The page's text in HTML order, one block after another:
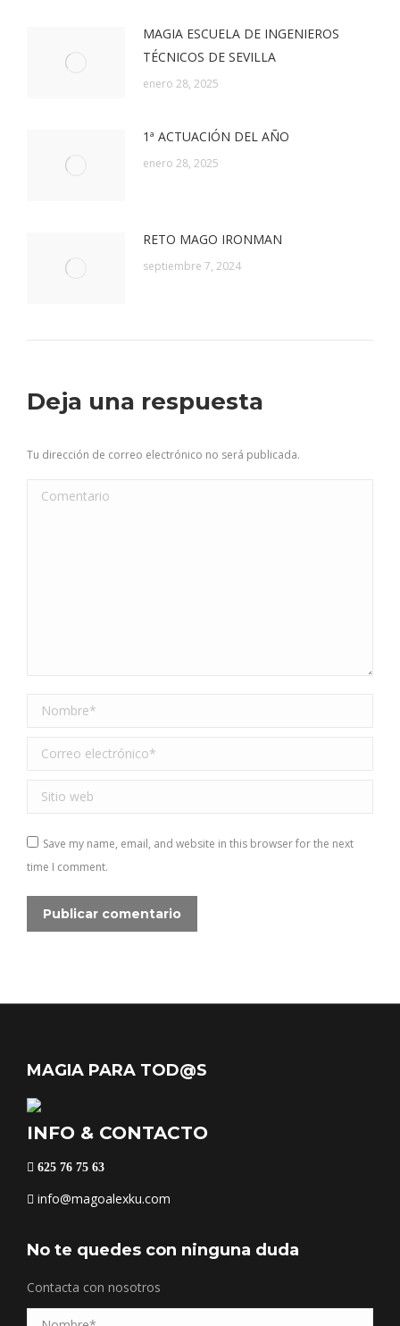
MAGIA ESCUELA DE INGENIEROS
TÉCNICOS DE SEVILLA
enero 28, 2025
1ª ACTUACIÓN DEL AÑO
enero 28, 2025
RETO MAGO IRONMAN
septiembre 7, 2024
Deja una respuesta
Tu dirección de correo electrónico no será publicada.
Comentario
Nombre *
Correo electrónico *
Sitio web
Save my name, email, and website in this browser for the next
time I comment.
Publicar comentario
MAGIA PARA TOD@S
INFO & CONTACTO
625 76 75 63
info@magoalexku.com
No te quedes con ninguna duda
Contacta con nosotros